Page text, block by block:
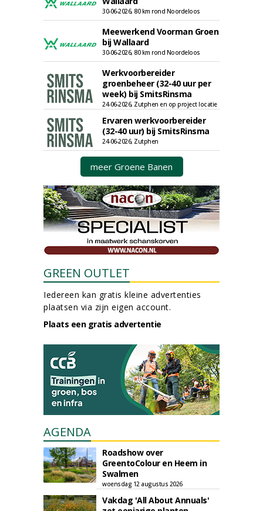
30-06-2026, 80 km rond Noordeloos
Meewerkend Voorman Groen
bij Wallaard
30-06-2026, 80 km rond Noordeloos
Werkvoorbereider
groenbeheer (32-40 uur per
week) bij SmitsRinsma
24-06-2026, Zutphen en op project locatie
Ervaren werkvoorbereider
(32-40 uur) bij SmitsRinsma
24-06-2026, Zutphen
meer Groene Banen
GREEN OUTLET
Iedereen kan gratis kleine advertenties
plaatsen via zijn eigen account.
Plaats een gratis advertentie
AGENDA
Roadshow over
GreentoColour en Heem in
Swalmen
woensdag 12 augustus 2026
Vakdag 'All About Annuals'